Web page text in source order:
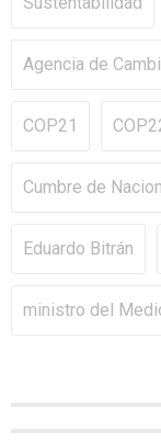
Agencia de
COP21
Cumbre de
Eduardo Bitrán
ministro del